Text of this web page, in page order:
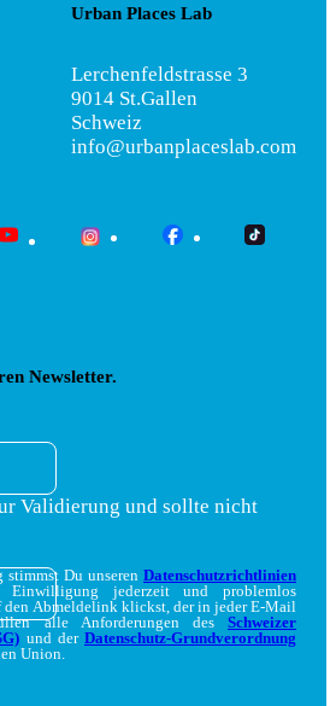
Urban Places Lab
Lerchenfeldstrasse 3
9014 St.Gallen
Schweiz
info@urbanplaceslab.com
Newsletter.
Validierung und sollte nicht
Du unseren Datenschutzrichtlinien
jederzeit und problemlos
den Abmeldelink klickst, der in jeder E-Mail
alle Anforderungen des Schweizer
und der Datenschutz-Grundverordnung
Union.